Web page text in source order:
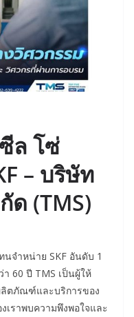
ล โซ่
– บริษัท
ด (TMS)
นจำหน่าย SKF อันดับ 1
60 ปี TMS เป็นผู้ให้
ลิตภัณฑ์และบริการของ
เราพบความพึงพอใจและ